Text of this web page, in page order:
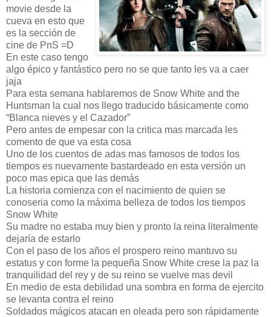
movie desde la
cueva en esto que
es la sección de
cine de PnS =D
En este caso tengo
algo épico y fantástico pero no se que tanto les va a caer
jaja
Para esta semana hablaremos de Snow White and the
Huntsman la cual nos llego traducido básicamente como
“Blanca nieves y el Cazador”
Pero antes de empesar con la critica mas marcada les
comento de que va esta cosa
Uno de los cuentos de adas mas famosos de todos los
tiempos es nuevamente bastardeado en esta versión un
poco mas epica que las demás
La historia comienza con el nacimiento de quien se
conoseria como la máxima belleza de todos los tiempos
Snow White
Su madre no estaba muy bien y pronto la reina literalmente
dejaría de estarlo
Con el paso de los años el prospero reino mantuvo su
estatus y con forme la pequeña Snow White crese la paz la
tranquilidad del rey y de su reino se vuelve mas devil
En medio de esta debilidad una sombra en forma de ejercito
se levanta contra el reino
Soldados mágicos atacan en oleada pero son rápidamente